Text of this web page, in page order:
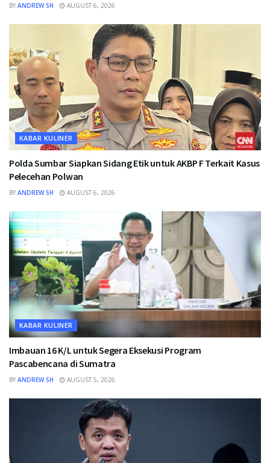
BY ANDREW SH AUGUST 6, 2026
KABAR KULINER
Polda Sumbar Siapkan Sidang Etik untuk AKBP F Terkait Kasus
Pelecehan Polwan
BY ANDREW SH AUGUST 6, 2026
KABAR KULINER
Imbauan 16 K/L untuk Segera Eksekusi Program
Pascabencana di Sumatra
BY ANDREW SH AUGUST 5, 2026